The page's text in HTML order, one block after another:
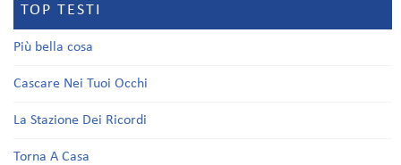
TOP TESTI
Più bella cosa
Cascare Nei Tuoi Occhi
La Stazione Dei Ricordi
Torna A Casa